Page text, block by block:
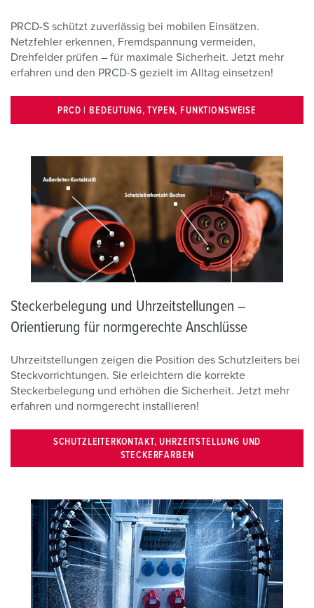
PRCD-S schützt zuverlässig bei mobilen Einsätzen.
Netzfehler erkennen, Fremdspannung vermeiden,
Drehfelder prüfen – für maximale Sicherheit. Jetzt mehr
erfahren und den PRCD-S gezielt im Alltag einsetzen!
PRCD | BEDEUTUNG, TYPEN, FUNKTIONSWEISE
Steckerbelegung und Uhrzeitstellungen –
Orientierung für normgerechte Anschlüsse
Uhrzeitstellungen zeigen die Position des Schutzleiters bei
Steckvorrichtungen. Sie erleichtern die korrekte
Steckerbelegung und erhöhen die Sicherheit. Jetzt mehr
erfahren und normgerecht installieren!
SCHUTZLEITERKONTAKT, UHRZEITSTELLUNG UND
STECKERFARBEN